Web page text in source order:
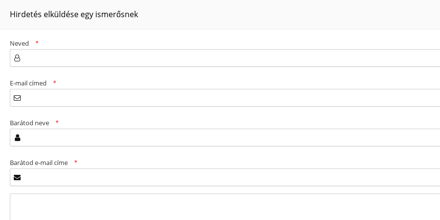
Hirdetés elküldése egy ismerősnek
Neved *
E-mail címed *
Barátod neve *
Barátod e-mail címe *